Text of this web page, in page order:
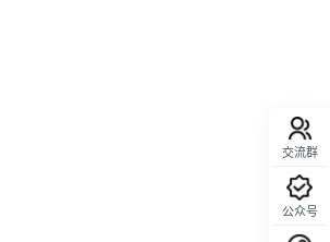
交流群
公众号